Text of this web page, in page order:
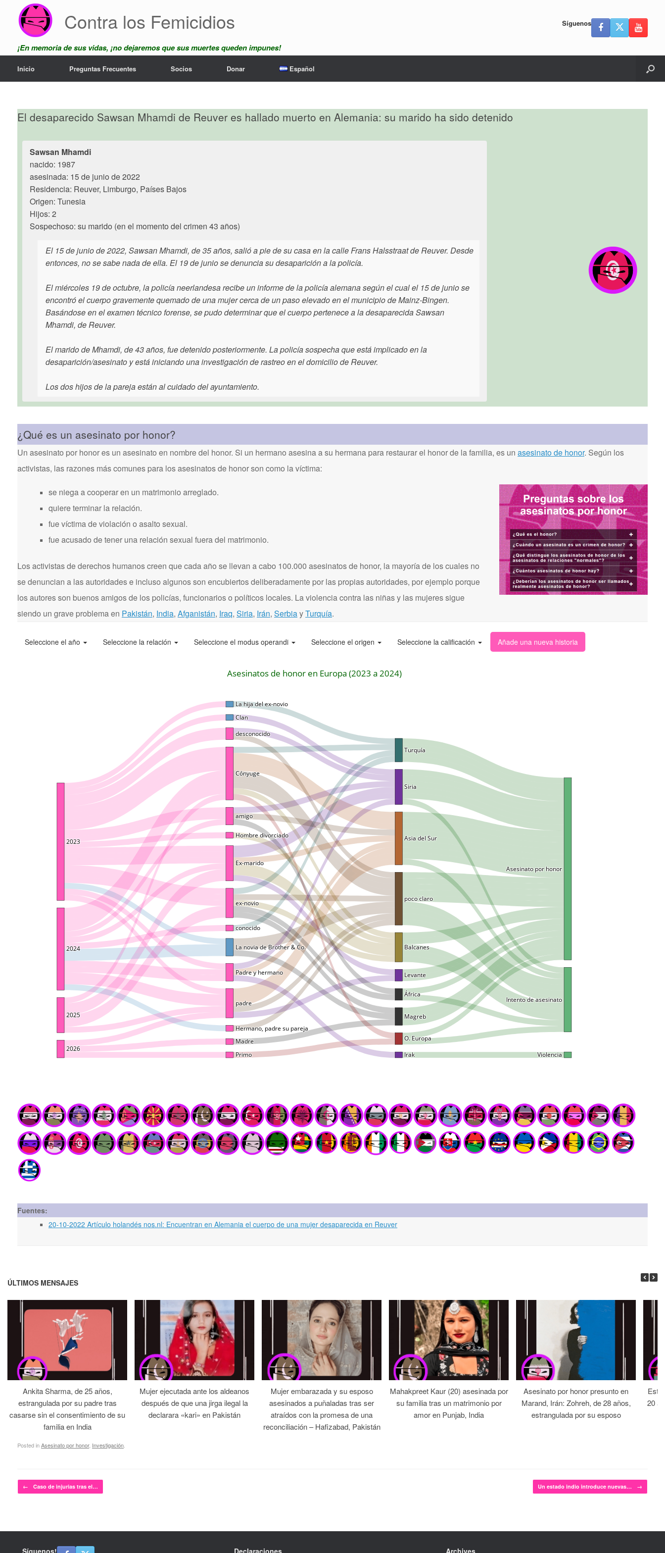
content
Contra los Femicidios
¡En memoria de sus vidas, ¡no dejaremos que sus muertes queden impunes!
Síguenos
Inicio Preguntas Frecuentes Socios Donar Español
El desaparecido Sawsan Mhamdi de Reuver es hallado muerto en Alemania: su marido ha sido detenido
Sawsan Mhamdi
nacido: 1987
asesinada: 15 de junio de 2022
Residencia: Reuver, Limburgo, Países Bajos
Origen: Tunesia
Hijos: 2
Sospechoso: su marido (en el momento del crimen 43 años)
El 15 de junio de 2022, Sawsan Mhamdi, de 35 años, salió a pie de su casa en la calle Frans Halsstraat de Reuver. Desde
entonces, no se sabe nada de ella. El 19 de junio se denuncia su desaparición a la policía.
El miércoles 19 de octubre, la policía neerlandesa recibe un informe de la policía alemana según el cual el 15 de junio se
encontró el cuerpo gravemente quemado de una mujer cerca de un paso elevado en el municipio de Mainz-Bingen.
Basándose en el examen técnico forense, se pudo determinar que el cuerpo pertenece a la desaparecida Sawsan
Mhamdi, de Reuver.
El marido de Mhamdi, de 43 años, fue detenido posteriormente. La policía sospecha que está implicado en la
desaparición/asesinato y está iniciando una investigación de rastreo en el domicilio de Reuver.
Los dos hijos de la pareja están al cuidado del ayuntamiento.
¿Qué es un asesinato por honor?
Un asesinato por honor es un asesinato en nombre del honor. Si un hermano asesina a su hermana para restaurar el honor de la familia, es un asesinato de honor. Según los
activistas, las razones más comunes para los asesinatos de honor son como la víctima:
se niega a cooperar en un matrimonio arreglado.
quiere terminar la relación.
fue víctima de violación o asalto sexual.
fue acusado de tener una relación sexual fuera del matrimonio.
Los activistas de derechos humanos creen que cada año se llevan a cabo 100.000 asesinatos de honor, la mayoría de los cuales no
se denuncian a las autoridades e incluso algunos son encubiertos deliberadamente por las propias autoridades, por ejemplo porque
los autores son buenos amigos de los policías, funcionarios o políticos locales. La violencia contra las niñas y las mujeres sigue
siendo un grave problema en Pakistán, India, Afganistán, Iraq, Siria, Irán, SerbiayTurquía.
Fuentes:
20-10-2022 Artículo holandés nos.nl: Encuentran en Alemania el cuerpo de una mujer desaparecida en Reuver
ÚLTIMOS MENSAJES
Ankita Sharma, de 25 años,
estrangulada por su padre tras
casarse sin el consentimiento de su
familia en India
Mujer ejecutada ante los aldeanos
después de que una jirga ilegal la
declarara «kari» en Pakistán
Mujer embarazada y su esposo
asesinados a puñaladas tras ser
atraídos con la promesa de una
reconciliación – Hafizabad, Pakistán
Mahakpreet Kaur (20) asesinada por
su familia tras un matrimonio por
amor en Punjab, India
Asesinato por honor presunto en
Marand, Irán: Zohreh, de 28 años,
estrangulada por su esposo
20
Posted inAsesinato por honor, Investigación
Post navigation
← Caso de injurias tras el… Un estado indio introduce nuevas… →
Síguenos! Declaraciones Archives